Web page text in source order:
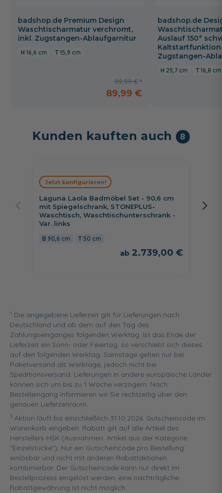
badshop.de Premium Design
Waschtischarmatur verchromt,
inkl. Zugstangen-Ablaufgarnitur
16,6 cm 15,9 cm
99,99 €
89,99 €
badshop.de
Auslauf 150°
Kaltstartfunktion
Zugstangen-
25,7 cm 16,8 cm
Kunden kauften auch 8
Laguna Laola Badmöbel Set - 90,6 cm
mit Spiegelschrank, STONEPLUS-
Waschtisch, Waschtischunterschrank -
Var. links
90,6 cm 50 cm
2.739,00 €
Jetzt konfigurieren!
1 Die angegebene Lieferzeit gilt für Lieferungen nach
Deutschland und ab dem auf den Tag des
Zahlungseinganges folgenden Werktag. Ist das Ende der
Lieferzeit ein Sonn- oder Feiertag, so verschiebt sich dieses
auf den folgenden Werktag. Samstage gelten nur bei
Paketversand als Werktage, jedoch nicht bei
Speditionsversand. Lieferungen in andere europäische Länder
können sich um bis zu 1 Woche verzögern. Nach
Bestelleingang informieren wir Sie rechtzeitig über den
genauen Lieferzeitraum.
3 Aktion läuft bis einschließlich 31.10.2026. Gutscheincode im
Warenkorb eingeben. Rabatt gilt auf alle Artikel des
Herstellers HSK (Ausnahmen: Artikel aus der Kategorie
"Einzelstücke"). Nur ein Gutscheincode pro Bestellung
einlösbar und nicht mit anderen Rabattaktionen
kombinierbar. Der Gutscheincode kann nur direkt im
Bestellprozess eingelöst werden, eine nachträgliche
Rabattgewährung ist nicht möglich.